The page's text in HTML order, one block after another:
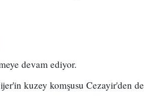
devam ediyor.
kuzey komşusu Cezayir'den de